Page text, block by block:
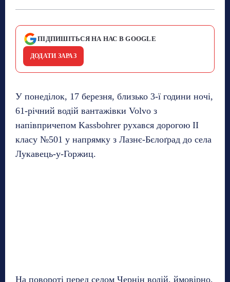
ПІДПИШІТЬСЯ НА НАС В GOOGLE
ДОДАТИ ЗАРАЗ
У понеділок, 17 березня, близько 3-ї години ночі,
61-річний водій вантажівки Volvo з
напівпричепом Kassbohrer рухався дорогою II
класу №501 у напрямку з Лазнє-Бєлоґрад до села
Лукавець-у-Горжиц.
На повороті перед селом Чернін водій, ймовірно,